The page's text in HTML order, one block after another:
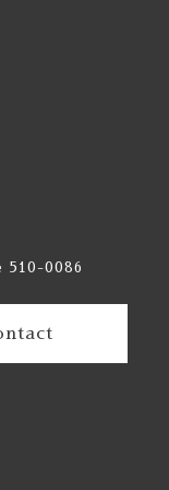
510-0086